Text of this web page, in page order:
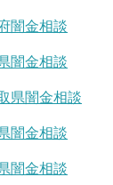
闇金相談
闇金相談
県闇金相談
闇金相談
闇金相談